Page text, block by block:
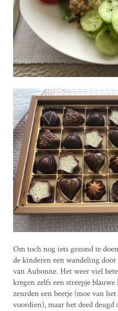
Om toch nog iets gezond te
de kinderen een wandeling
van Aubonne. Het weer viel
kregen zelfs een streepje
zeurden een beetje (moe van
voordien), maar het deed